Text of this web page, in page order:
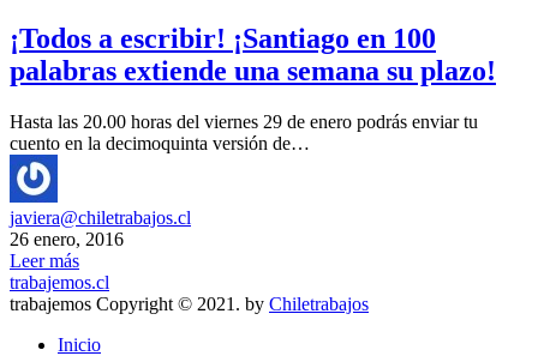
¡Todos a escribir! ¡Santiago en 100
palabras extiende una semana su plazo!
Hasta las 20.00 horas del viernes 29 de enero podrás enviar tu
cuento en la decimoquinta versión de…
javiera@chiletrabajos.cl
26 enero, 2016
Leer más
trabajemos.cl
trabajemos Copyright © 2021. by Chiletrabajos
Inicio